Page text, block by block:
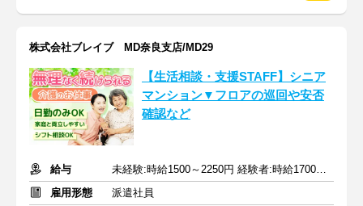
株式会社ブレイブ MD奈良支店/MD29
【生活相談・支援STAFF】シニア
マンション▼フロアの巡回や安否
確認など
給与
未経験:時給1500～2250円 経験者:時給1700～2550円+交通費全額
雇用形態
派遣社員